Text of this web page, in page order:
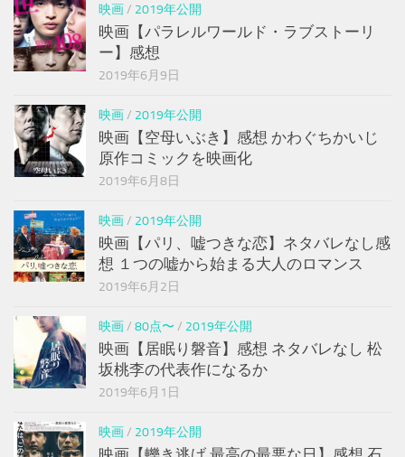
映画/ 2019年公開
映画【パラレルワールド・ラブストーリ
ー】感想
2019年6月9日
映画/ 2019年公開
映画【空母いぶき】感想 かわぐちかいじ
原作コミックを映画化
2019年6月8日
映画/ 2019年公開
映画【パリ、嘘つきな恋】ネタバレなし感
想 １つの嘘から始まる大人のロマンス
2019年6月2日
映画/ 80点〜 / 2019年公開
映画【居眠り磐音】感想 ネタバレなし 松
坂桃李の代表作になるか
2019年6月1日
映画/ 2019年公開